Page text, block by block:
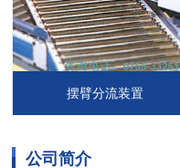
摆臂分流装置
公司简介